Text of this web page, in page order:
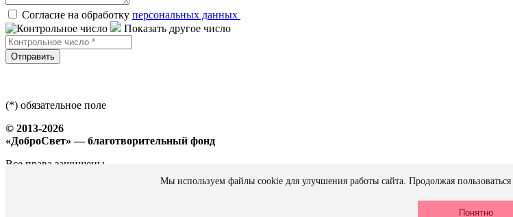
Согласие на обработку персональных данных
Показать другое число
Отправить
(*) обязательное поле
© 2013-2026
«ДоброСвет» — благотворительный фонд
Все права защищены
Мы используем файлы cookie для улучшения работы сайта. Продолжая
Понятно